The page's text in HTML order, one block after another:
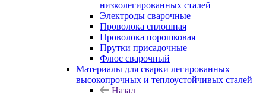
низколегированных сталей
Электроды сварочные
Проволока сплошная
Проволока порошковая
Прутки присадочные
Флюс сварочный
Материалы для сварки легированных
высокопрочных и теплоустойчивых сталей
Назад